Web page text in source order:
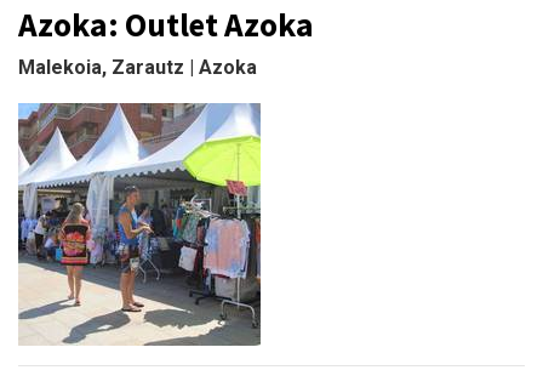
Azoka: Outlet Azoka
Malekoia, Zarautz | Azoka